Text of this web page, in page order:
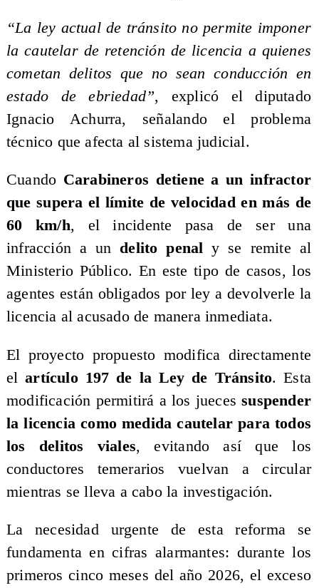
“La ley actual de tránsito no permite imponer
la cautelar de retención de licencia a quienes
cometan delitos que no sean conducción en
estado de ebriedad”, explicó el diputado
Ignacio Achurra, señalando el problema
técnico que afecta al sistema judicial.
Cuando Carabineros detiene a un infractor
que supera el límite de velocidad en más de
60 km/h, el incidente pasa de ser una
infracción a un delito penal y se remite al
Ministerio Público. En este tipo de casos, los
agentes están obligados por ley a devolverle la
licencia al acusado de manera inmediata.
El proyecto propuesto modifica directamente
elartículo 197 de la Ley de Tránsito. Esta
modificación permitirá a los juecessuspender
la licencia como medida cautelar para todos
los delitos viales, evitando así que los
conductores temerarios vuelvan a circular
mientras se lleva a cabo la investigación.
La necesidad urgente de esta reforma se
fundamenta en cifras alarmantes: durante los
primeros cinco meses del año 2026, el exceso